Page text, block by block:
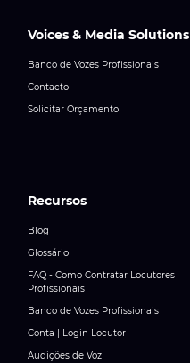
Voices & Media Solutions
Banco de Vozes Profissionais
Contacto
Solicitar Orçamento
Recursos
Blog
Glossário
FAQ - Como Contratar Locutores
Profissionais
Banco de Vozes Profissionais
Conta | Login Locutor
Audições de Voz